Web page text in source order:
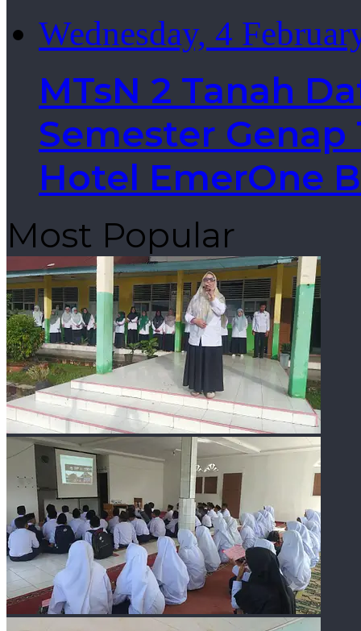
Wednesday, 4
MTsN 2 Tanah
Semester Genap
Hotel EmerOne
Most Popular